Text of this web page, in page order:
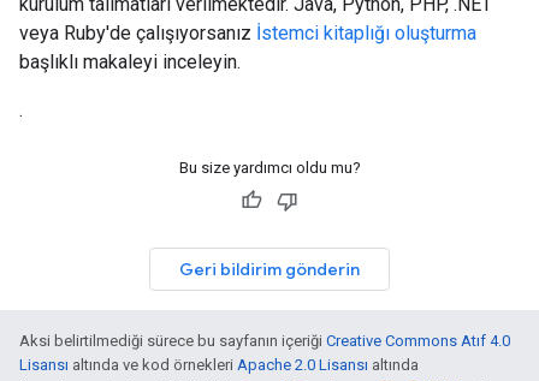
veya Ruby'de çalışıyorsanız İstemci kitaplığı oluşturma
başlıklı makaleyi inceleyin.
.
Bu size yardımcı oldu mu?
Geri bildirim gönderin
Aksi belirtilmediği sürece bu sayfanın içeriği Creative Commons Atıf 4.0
Lisansı altında ve kod örnekleri Apache 2.0 Lisansı altında